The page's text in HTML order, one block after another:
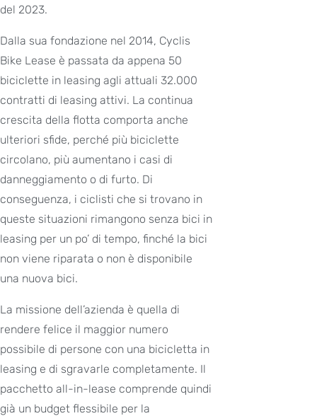
del 2023.
Dalla sua fondazione nel 2014, Cyclis
Bike Lease è passata da appena 50
biciclette in leasing agli attuali 32.000
contratti di leasing attivi. La continua
crescita della flotta comporta anche
ulteriori sfide, perché più biciclette
circolano, più aumentano i casi di
danneggiamento o di furto. Di
conseguenza, i ciclisti che si trovano in
queste situazioni rimangono senza bici in
leasing per un po’ di tempo, finché la bici
non viene riparata o non è disponibile
una nuova bici.
La missione dell’azienda è quella di
rendere felice il maggior numero
possibile di persone con una bicicletta in
leasing e di sgravarle completamente. Il
pacchetto all-in-lease comprende quindi
già un budget flessibile per la